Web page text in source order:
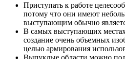
Приступать к работе
потому что они имеют
выступающим обычно
В самых выступающих
создание очень объемных
целью армирования
Выпуклые области можно